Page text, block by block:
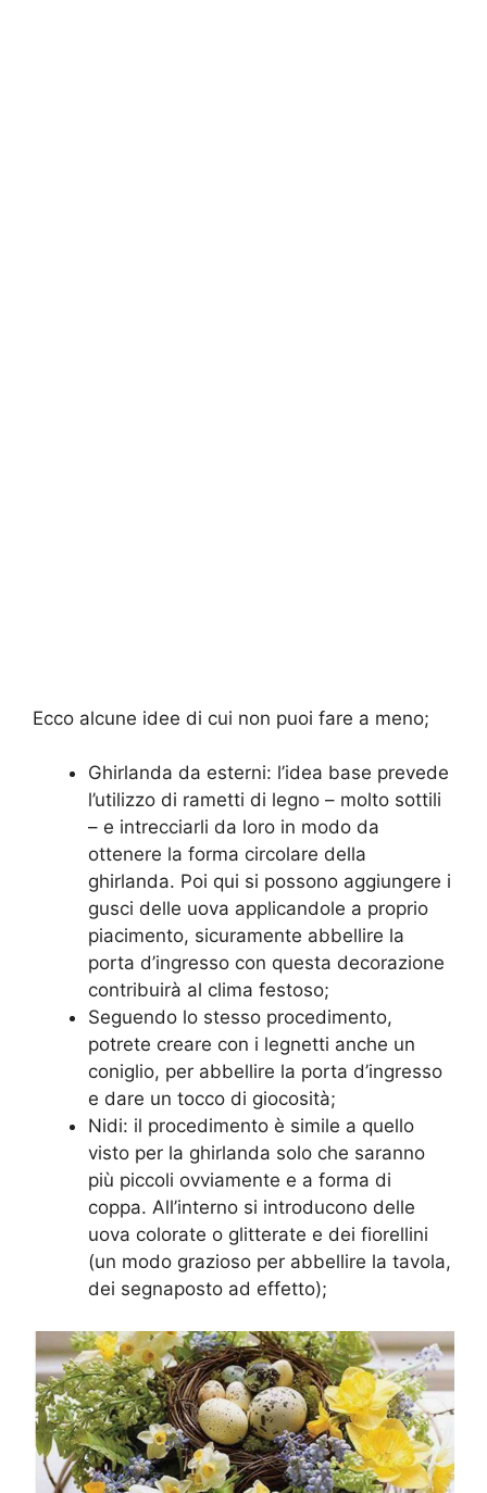
Ecco alcune idee di cui non puoi fare a meno;
Ghirlanda da esterni: l’idea base prevede
l’utilizzo di rametti di legno – molto sottili
– e intrecciarli da loro in modo da
ottenere la forma circolare della
ghirlanda. Poi qui si possono aggiungere i
gusci delle uova applicandole a proprio
piacimento, sicuramente abbellire la
porta d’ingresso con questa decorazione
contribuirà al clima festoso;
Seguendo lo stesso procedimento,
potrete creare con i legnetti anche un
coniglio, per abbellire la porta d’ingresso
e dare un tocco di giocosità;
Nidi: il procedimento è simile a quello
visto per la ghirlanda solo che saranno
più piccoli ovviamente e a forma di
coppa. All’interno si introducono delle
uova colorate o glitterate e dei fiorellini
(un modo grazioso per abbellire la tavola,
dei segnaposto ad effetto);